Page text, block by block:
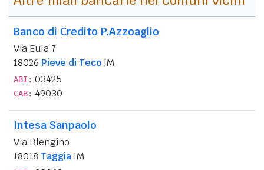
Banco di Credito P.Azzoaglio
Via Eula 7
18026 Pieve di Teco IM
ABI: 03425
CAB: 49030
Intesa Sanpaolo
Via Blengino
18018 Taggia IM